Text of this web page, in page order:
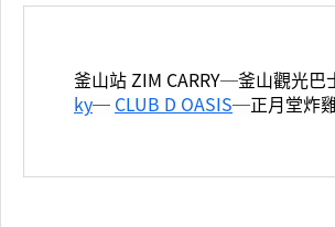
釜山站 ZIM CARRY─釜山觀光
ky─ CLUB D OASIS─正月堂炸